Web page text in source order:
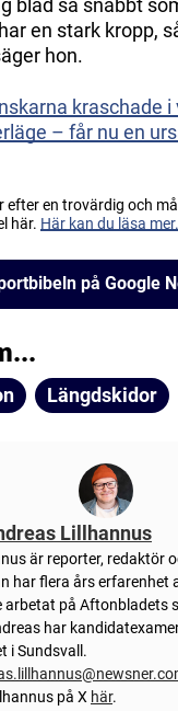
blad så snabbt
en stark kropp,
hon.
kraschade i
– får nu en
efter en trovärdig och
här. Här kan du läsa
på Google
Längdskidor
Lillhannus
är reporter, redaktör
har flera års erfarenhet
arbetat på Aftonbladets
har
i Sundsvall.
på X här.